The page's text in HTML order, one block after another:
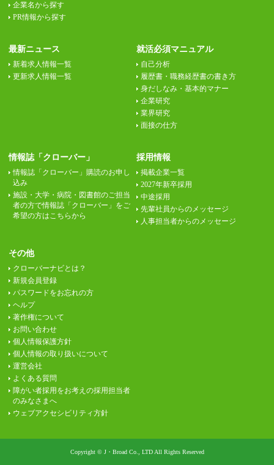
企業名から探す
PR情報から探す
最新ニュース
新着求人情報一覧
更新求人情報一覧
就活必須マニュアル
自己分析
履歴書・職務経歴書の書き方
身だしなみ・基本的マナー
企業研究
業界研究
面接の仕方
情報誌「クローバー」
情報誌「クローバー」購読のお申し
込み
施設・大学・病院・図書館のご担当
者の方で情報誌「クローバー」をご
希望の方はこちらから
採用情報
掲載企業一覧
2027年新卒採用
中途採用
先輩社員からのメッセージ
人事担当者からのメッセージ
その他
クローバーナビとは？
新規会員登録
パスワードをお忘れの方
ヘルプ
著作権について
お問い合わせ
個人情報保護方針
個人情報の取り扱いについて
運営会社
よくある質問
障がい者採用をお考えの採用担当者
のみなさまへ
ウェブアクセシビリティ方針
Copyright © J・Broad Co., LTD All Rights Reserved